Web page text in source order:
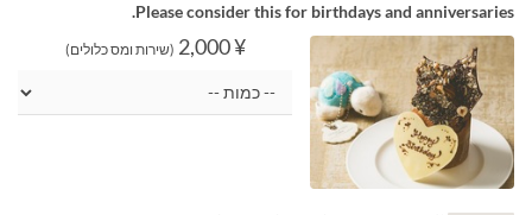
Please consider this for birthdays and anniversaries.
¥ 2,000 (שירות ומס כלולים)